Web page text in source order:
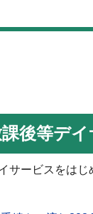
後等デ
サービスをは